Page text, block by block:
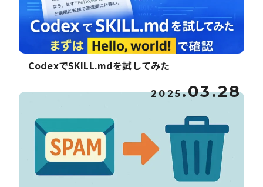
CodexでSKILL.mdを試してみた
2025.03.28